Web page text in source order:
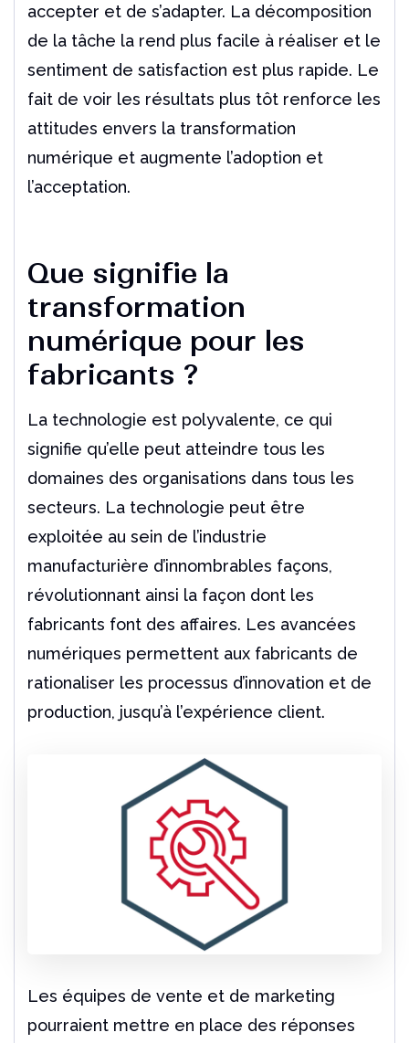
accepter et de s’adapter. La décomposition
de la tâche la rend plus facile à réaliser et le
sentiment de satisfaction est plus rapide. Le
fait de voir les résultats plus tôt renforce les
attitudes envers la transformation
numérique et augmente l’adoption et
l’acceptation.
Que signifie la
transformation
numérique pour les
fabricants ?
La technologie est polyvalente, ce qui
signifie qu’elle peut atteindre tous les
domaines des organisations dans tous les
secteurs. La technologie peut être
exploitée au sein de l’industrie
manufacturière d’innombrables façons,
révolutionnant ainsi la façon dont les
fabricants font des affaires. Les avancées
numériques permettent aux fabricants de
rationaliser les processus d’innovation et de
production, jusqu’à l’expérience client.
Les équipes de vente et de marketing
pourraient mettre en place des réponses